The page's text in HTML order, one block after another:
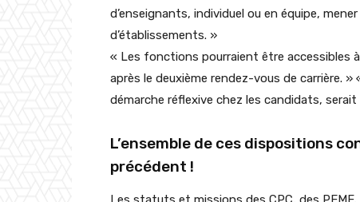
d’enseignants, individuel ou en équipe,
d’établissements. »
« Les fonctions pourraient être accessibles
après le deuxième rendez-vous de carrière.
démarche réflexive chez les candidats, serait
L’ensemble de ces dispositions
précédent !